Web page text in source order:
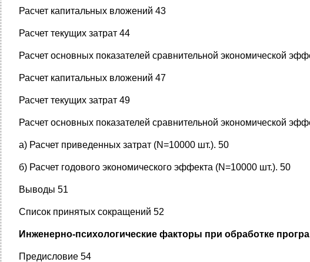
Расчет капитальных вложений 43
Расчет текущих затрат 44
Расчет основных показателей сравнительной экономической
Расчет капитальных вложений 47
Расчет текущих затрат 49
Расчет основных показателей сравнительной экономической
а) Расчет приведенных затрат (N=10000 шт.). 50
б) Расчет годового экономического эффекта (N=10000 шт.). 50
Выводы 51
Список принятых сокращений 52
Инженерно-психологические факторы при обработке
Предисловие 54